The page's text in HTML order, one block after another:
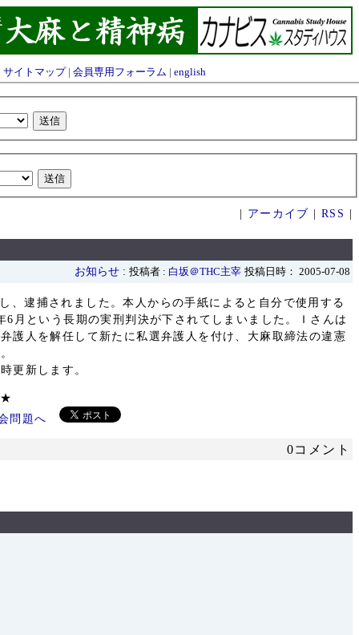
サイトマップ| 会員専用フォーラム | english
アーカイブ RSS
お知らせ : 投稿者 : 白坂＠THC主宰 投稿日時： 2005-07-08
、逮捕されました。本人からの手紙によると自分で使用する
月という長期の実刑判決が下されてしまいました。Ｉさんは
護人を解任して新たに私選弁護人を付け、大麻取締法の違憲
更新します。
ださい ★
0コメント